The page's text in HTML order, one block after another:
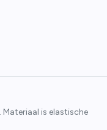
is elastische